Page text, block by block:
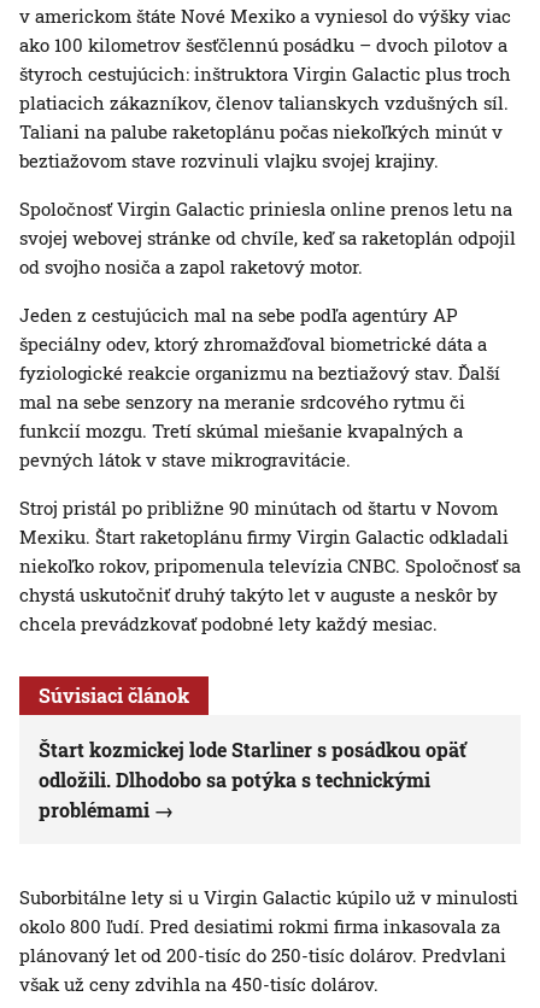
v americkom štáte Nové Mexiko a vyniesol do výšky viac
ako 100 kilometrov šesťčlennú posádku – dvoch pilotov a
štyroch cestujúcich: inštruktora Virgin Galactic plus troch
platiacich zákazníkov, členov talianskych vzdušných síl.
Taliani na palube raketoplánu počas niekoľkých minút v
beztiažovom stave rozvinuli vlajku svojej krajiny.
Spoločnosť Virgin Galactic priniesla online prenos letu na
svojej webovej stránke od chvíle, keď sa raketoplán odpojil
od svojho nosiča a zapol raketový motor.
Jeden z cestujúcich mal na sebe podľa agentúry AP
špeciálny odev, ktorý zhromažďoval biometrické dáta a
fyziologické reakcie organizmu na beztiažový stav. Ďalší
mal na sebe senzory na meranie srdcového rytmu či
funkcií mozgu. Tretí skúmal miešanie kvapalných a
pevných látok v stave mikrogravitácie.
Stroj pristál po približne 90 minútach od štartu v Novom
Mexiku. Štart raketoplánu firmy Virgin Galactic odkladali
niekoľko rokov, pripomenula televízia CNBC. Spoločnosť sa
chystá uskutočniť druhý takýto let v auguste a neskôr by
chcela prevádzkovať podobné lety každý mesiac.
Súvisiaci článok
Štart kozmickej lode Starliner s posádkou opäť
odložili. Dlhodobo sa potýka s technickými
problémami
Suborbitálne lety si u Virgin Galactic kúpilo už v minulosti
okolo 800 ľudí. Pred desiatimi rokmi firma inkasovala za
plánovaný let od 200-tisíc do 250-tisíc dolárov. Predvlani
však už ceny zdvihla na 450-tisíc dolárov.